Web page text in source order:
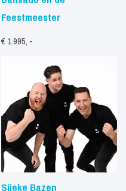
Feestmeester
€ 1.995, -
Sjieke Bazen